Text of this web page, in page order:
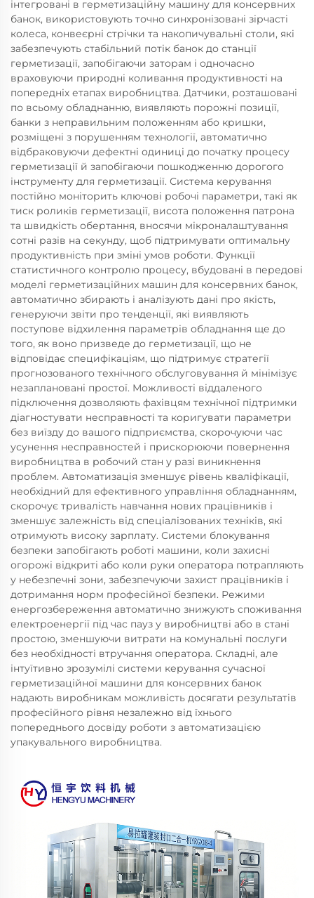
інтегровані в герметизаційну машину для консервних
банок, використовують точно синхронізовані зірчасті
колеса, конвеєрні стрічки та накопичувальні столи, які
забезпечують стабільний потік банок до станції
герметизації, запобігаючи заторам і одночасно
враховуючи природні коливання продуктивності на
попередніх етапах виробництва. Датчики, розташовані
по всьому обладнанню, виявляють порожні позиції,
банки з неправильним положенням або кришки,
розміщені з порушенням технології, автоматично
відбраковуючи дефектні одиниці до початку процесу
герметизації й запобігаючи пошкодженню дорогого
інструменту для герметизації. Система керування
постійно моніторить ключові робочі параметри, такі як
тиск роликів герметизації, висота положення патрона
та швидкість обертання, вносячи мікроналаштування
сотні разів на секунду, щоб підтримувати оптимальну
продуктивність при зміні умов роботи. Функції
статистичного контролю процесу, вбудовані в передові
моделі герметизаційних машин для консервних банок,
автоматично збирають і аналізують дані про якість,
генеруючи звіти про тенденції, які виявляють
поступове відхилення параметрів обладнання ще до
того, як воно призведе до герметизації, що не
відповідає специфікаціям, що підтримує стратегії
прогнозованого технічного обслуговування й мінімізує
незаплановані простої. Можливості віддаленого
підключення дозволяють фахівцям технічної підтримки
діагностувати несправності та коригувати параметри
без виїзду до вашого підприємства, скорочуючи час
усунення несправностей і прискорюючи повернення
виробництва в робочий стан у разі виникнення
проблем. Автоматизація зменшує рівень кваліфікації,
необхідний для ефективного управління обладнанням,
скорочує тривалість навчання нових працівників і
зменшує залежність від спеціалізованих техніків, які
отримують високу зарплату. Системи блокування
безпеки запобігають роботі машини, коли захисні
огорожі відкриті або коли руки оператора потрапляють
у небезпечні зони, забезпечуючи захист працівників і
дотримання норм професійної безпеки. Режими
енергозбереження автоматично знижують споживання
електроенергії під час пауз у виробництві або в стані
простою, зменшуючи витрати на комунальні послуги
без необхідності втручання оператора. Складні, але
інтуїтивно зрозумілі системи керування сучасної
герметизаційної машини для консервних банок
надають виробникам можливість досягати результатів
професійного рівня незалежно від їхнього
попереднього досвіду роботи з автоматизацією
упакувального виробництва.